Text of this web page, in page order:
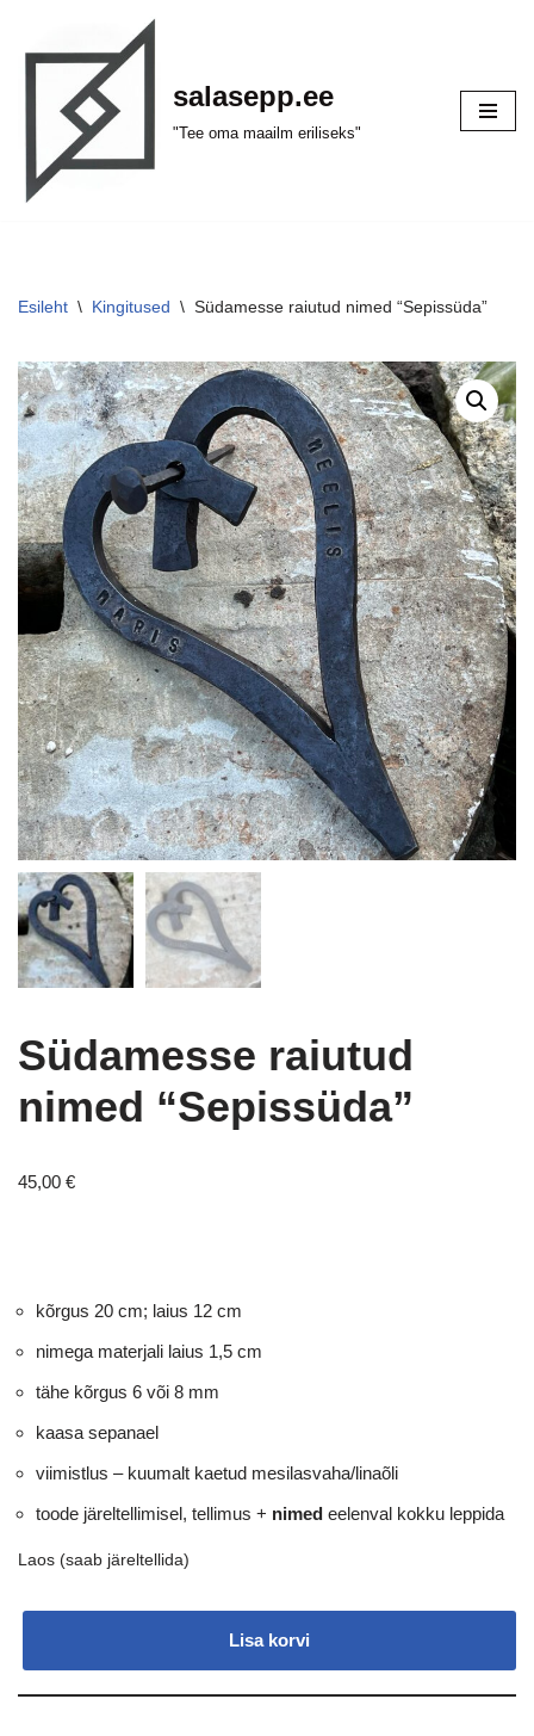
Skip
content
salasepp.ee
"Tee oma maailm eriliseks"
Esileht \ Kingitused \ Südamesse raiutud nimed “Sepissüda”
Südamesse raiutud
nimed “Sepissüda”
45,00 €
kõrgus 20 cm; laius 12 cm
nimega materjali laius 1,5 cm
tähe kõrgus 6 või 8 mm
kaasa sepanael
viimistlus – kuumalt kaetud mesilasvaha/linaõli
toode järeltellimisel, tellimus + nimed eelenval kokku leppida
Laos (saab järeltellida)
Lisa korvi